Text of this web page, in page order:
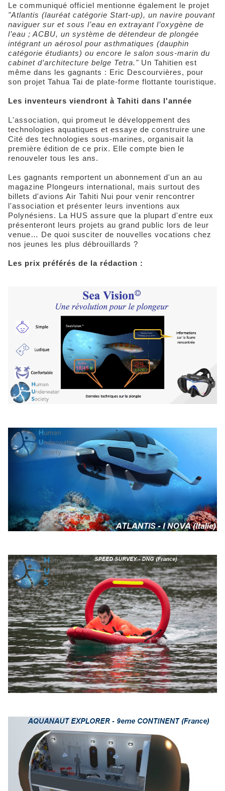
Le communiqué officiel mentionne également le projet
"Atlantis (lauréat catégorie Start-up), un navire pouvant
naviguer sur et sous l’eau en extrayant l’oxygène de
l’eau ; ACBU, un système de détendeur de plongée
intégrant un aérosol pour asthmatiques (dauphin
catégorie étudiants) ou encore le salon sous-marin du
cabinet d’architecture belge Tetra." Un Tahitien est
même dans les gagnants : Eric Descourvières, pour
son projet Tahua Tai de plate-forme flottante touristique.
Les inventeurs viendront à Tahiti dans l'année
L'association, qui promeut le développement des
technologies aquatiques et essaye de construire une
Cité des technologies sous-marines, organisait la
première édition de ce prix. Elle compte bien le
renouveler tous les ans.
Les gagnants remportent un abonnement d'un an au
magazine Plongeurs international, mais surtout des
billets d'avions Air Tahiti Nui pour venir rencontrer
l'association et présenter leurs inventions aux
Polynésiens. La HUS assure que la plupart d'entre eux
présenteront leurs projets au grand public lors de leur
venue… De quoi susciter de nouvelles vocations chez
nos jeunes les plus débrouillards ?
Les prix préférés de la rédaction :